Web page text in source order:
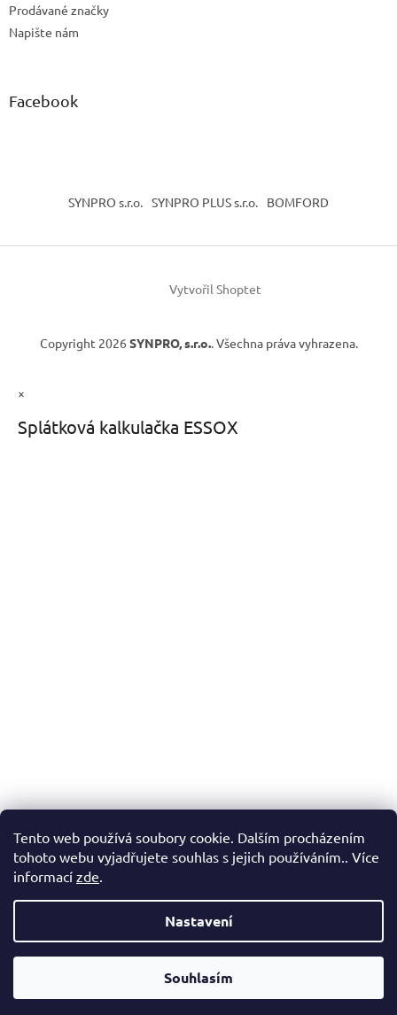
Tento web používá soubory cookie. Dalším procházením
tohoto webu vyjadřujete souhlas s jejich používáním.. Více
informací zde.
Nastavení
Souhlasím
Vážení zákazníci, v případě, že hledáte konkrétní zboží a my jej
nemáme v našem e-shopu, neváhejte nás kontaktovat a my Vám
Prodávané značky
Napište nám
Facebook
SYNPRO s.r.o. SYNPRO PLUS s.r.o. BOMFORD
Vytvořil Shoptet
Copyright 2026 SYNPRO, s.r.o.. Všechna práva vyhrazena.
×
Splátková kalkulačka ESSOX